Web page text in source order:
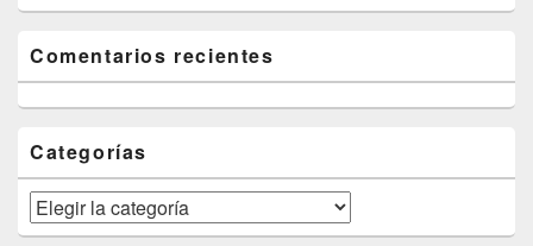
Comentarios recientes
Categorías
Categorías